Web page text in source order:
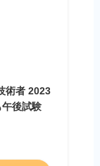
術者 2023
後試験